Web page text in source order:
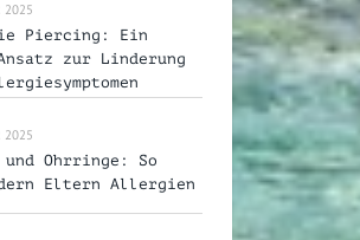
2025
Piercing: Ein
zur Linderung
2025
und Ohrringe: So
Eltern Allergien